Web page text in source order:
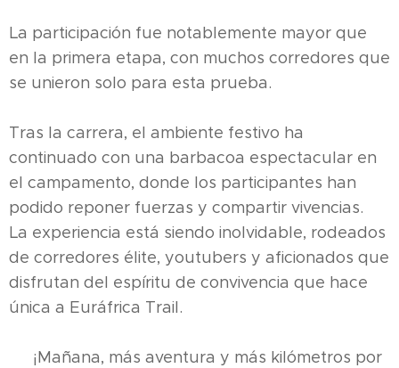
La participación fue notablemente mayor que
en la primera etapa, con muchos corredores que
se unieron solo para esta prueba.
Tras la carrera, el ambiente festivo ha
continuado con una barbacoa espectacular en
el campamento, donde los participantes han
podido reponer fuerzas y compartir vivencias.
La experiencia está siendo inolvidable, rodeados
de corredores élite, youtubers y aficionados que
disfrutan del espíritu de convivencia que hace
única a Euráfrica Trail.
🔜 ¡Mañana, más aventura y más kilómetros por